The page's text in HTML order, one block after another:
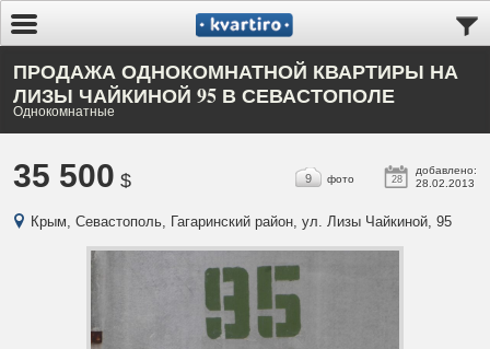
ПРОДАЖА ОДНОКОМНАТНОЙ КВАРТИРЫ НА
ЛИЗЫ ЧАЙКИНОЙ 95 В СЕВАСТОПОЛЕ
Однокомнатные
35 500 $ 28
добавлено:
28.02.2013
9 фото
Крым, Севастополь, Гагаринский район, ул. Лизы Чайкиной, 95